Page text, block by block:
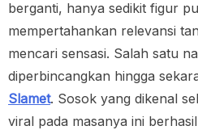
berganti, hanya sedikit figur
mempertahankan relevansi
mencari sensasi. Salah satu
diperbincangkan hingga
Slamet. Sosok yang dikenal
viral pada masanya ini